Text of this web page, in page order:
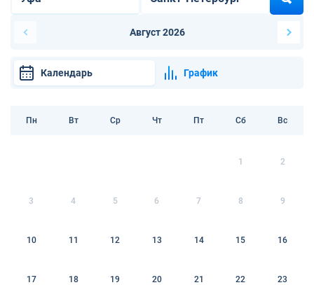
Август 2026
Календарь График
Пн Вт Ср Чт Пт Сб Вс
1 2
3 4 5 6 7 8 9
10 11 12 13 14 15 16
17 18 19 20 21 22 23